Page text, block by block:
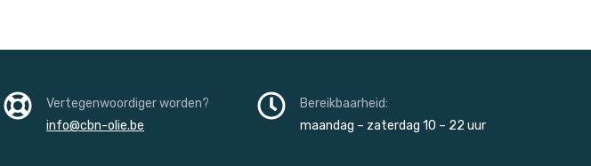
Vertegenwoordiger worden?
info@cbn-olie.be
Bereikbaarheid:
maandag – zaterdag 10 – 22 uur